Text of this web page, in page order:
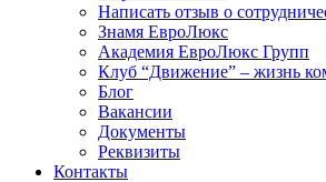
Написать отзыв о
Знамя ЕвроЛюкс
Академия ЕвроЛюкс Групп
Клуб “Движение” – жизнь
Блог
Вакансии
Документы
Реквизиты
Контакты